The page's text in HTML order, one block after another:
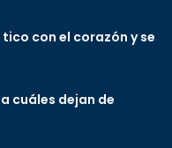
con el corazón y se
cuáles dejan de